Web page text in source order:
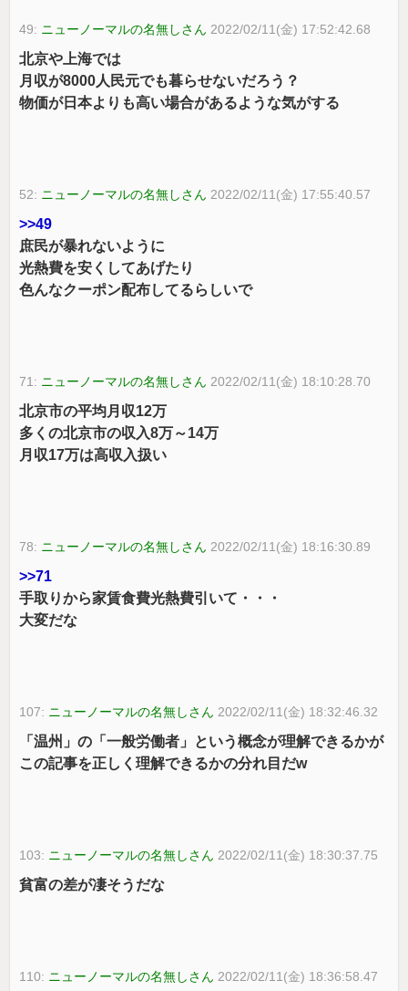
49: ニューノーマルの名無しさん 2022/02/11(金) 17:52:42.68
北京や上海では
月収が8000人民元でも暮らせないだろう？
物価が日本よりも高い場合があるような気がする
52: ニューノーマルの名無しさん 2022/02/11(金) 17:55:40.57
>>49
庶民が暴れないように
光熱費を安くしてあげたり
色んなクーポン配布してるらしいで
71: ニューノーマルの名無しさん 2022/02/11(金) 18:10:28.70
北京市の平均月収12万
多くの北京市の収入8万～14万
月収17万は高収入扱い
78: ニューノーマルの名無しさん 2022/02/11(金) 18:16:30.89
>>71
手取りから家賃食費光熱費引いて・・・
大変だな
107: ニューノーマルの名無しさん 2022/02/11(金) 18:32:46.32
「温州」の「一般労働者」という概念が理解できるかが
この記事を正しく理解できるかの分れ目だw
103: ニューノーマルの名無しさん 2022/02/11(金) 18:30:37.75
貧富の差が凄そうだな
110: ニューノーマルの名無しさん 2022/02/11(金) 18:36:58.47